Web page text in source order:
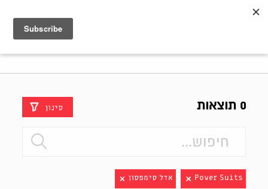
0 תוצאות סינון
Power Suits אדל סימפסון